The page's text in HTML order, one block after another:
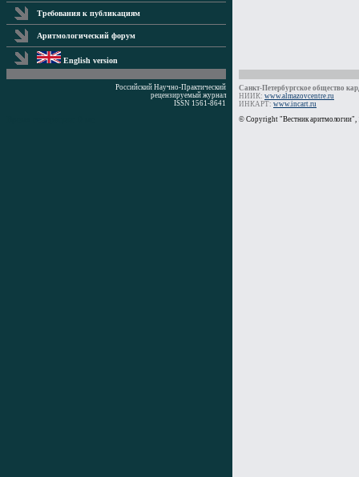
Требования к публикациям
Аритмологический форум
English version
Российский Научно-Практический
рецензируемый журнал
ISSN 1561-8641
Санкт-Петербургское общество
НИИК: www.almazovcentre.ru
ИНКАРТ: www.incart.ru
© Copyright "Вестник аритмологии",